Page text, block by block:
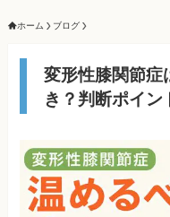
ホーム ブログ
変形性膝関節
き？判断ポイン